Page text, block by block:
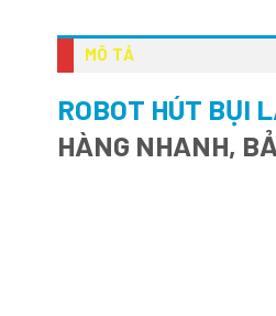
MÔ TẢ
ROBOT HÚT BỤI
HÀNG NHANH,